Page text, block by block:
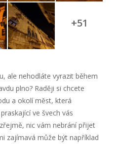
+51
ale nehodláte vyrazit během
plno? Raději si chcete
a okolí měst, která
ve švech vás
nic vám nebrání přijet
zajímavá může být například